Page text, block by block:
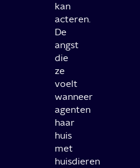
kan
acteren.
De
angst
die
ze
voelt
wanneer
agenten
haar
huis
met
huisdieren